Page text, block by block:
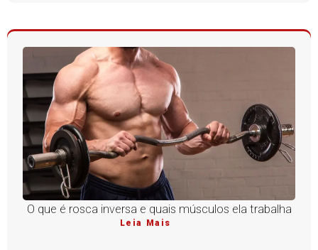
O que é rosca inversa e quais músculos ela trabalha
Leia Mais